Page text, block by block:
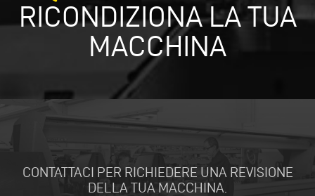
RICONDIZIONA LA TUA
MACCHINA
CONTATTACI PER RICHIEDERE UNA REVISIONE
DELLA TUA MACCHINA.